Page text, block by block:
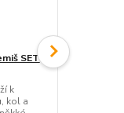
SET
k
kol a
Nanolex